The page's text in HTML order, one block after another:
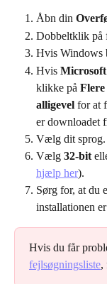
Åbn din
Dobbeltklik på
Hvis Windows
Hvis
klikke på
alligevel for at
er downloadet
Vælg dit sprog.
Vælg 32-bit
hjælp her).
Sørg for, at du
installationen
Hvis du får
fejlsøgningsliste,